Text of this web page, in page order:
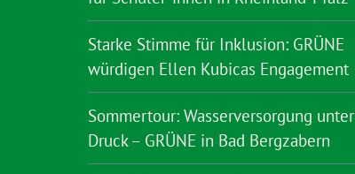
Starke Stimme für Inklusion: GRÜNE
würdigen Ellen Kubicas Engagement
Sommertour: Wasserversorgung unter
Druck – GRÜNE in Bad Bergzabern